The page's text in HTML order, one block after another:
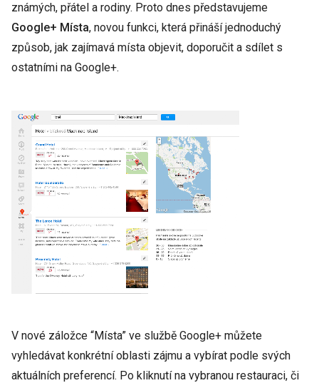
známých, přátel a rodiny. Proto dnes představujeme
Google+ Místa, novou funkci, která přináší jednoduchý
způsob, jak zajímavá místa objevit, doporučit a sdílet s
ostatními na Google+.
V nové záložce “Místa” ve službě Google+ můžete
vyhledávat konkrétní oblasti zájmu a vybírat podle svých
aktuálních preferencí. Po kliknutí na vybranou restauraci, či